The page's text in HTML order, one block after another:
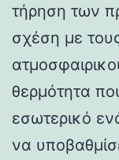
τήρηση των
σχέση με
θερμότητα
εσωτερικό
να